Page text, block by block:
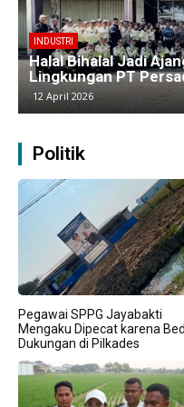
BERITA
Kawasan Industri
Produksi dan
9 April 2026
Politik
Pegawai SPPG Jayabakti
Mengaku Dipecat karena
Dukungan di Pilkades